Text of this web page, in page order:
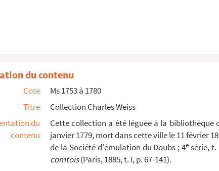
en Franche-Comté, réunis par Charles We...
de Pallu, de Dole, à ce sujet (1851)
des Universités de Dole et de Besançon
comtois
comtois
du contenu
Cote
Ms 1753 à 1780
Titre
Collection Charles Weiss
du
contenu
Cette collection a été léguée à la bibliothèque
janvier 1779, mort dans cette ville le 11 février
de la Société d'émulation du Doubs ; 4e série, t.
comtois(Paris, 1885, t. I, p. 67-141).